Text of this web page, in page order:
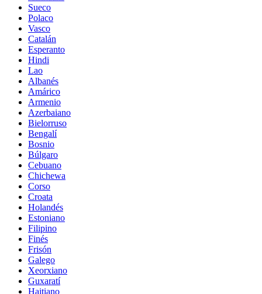
Sueco
Polaco
Vasco
Catalán
Esperanto
Hindi
Lao
Albanés
Amárico
Armenio
Azerbaiano
Bielorruso
Bengalí
Bosnio
Búlgaro
Cebuano
Chichewa
Corso
Croata
Holandés
Estoniano
Filipino
Finés
Frisón
Galego
Xeorxiano
Guxaratí
Haitiano